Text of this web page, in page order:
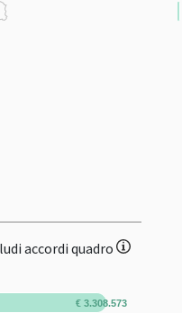
accordi quadro
€ 3.308.573